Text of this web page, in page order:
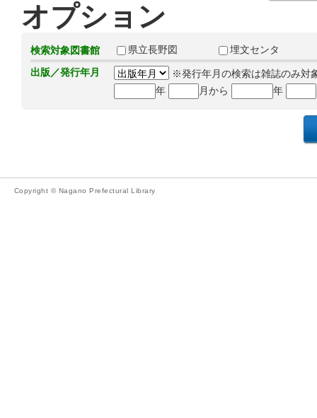
オプション
検索対象図書館 県立長野図
埋文センタ
出版／発行年月
※発行年月の検索は雑誌のみ対
年
月から 年
Copyright © Nagano Prefectural Library